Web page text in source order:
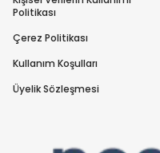
Politikası
Çerez Politikası
Kullanım Koşulları
Üyelik Sözleşmesi